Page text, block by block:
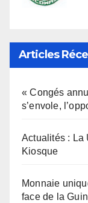
Articles
« Congés
s’envole,
Actualités : La
Kiosque
Monnaie
face de la